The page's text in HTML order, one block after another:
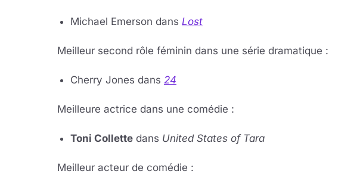
Mi­chael Emer­son dans Lost
Meilleur se­cond rôle fé­mi­nin dans une série dra­ma­tique :
Cher­ry Jones dans 24
Meilleure ac­trice dans une co­mé­die :
Toni Col­lette dans Uni­ted States of Tara
Meilleur ac­teur de co­mé­die :